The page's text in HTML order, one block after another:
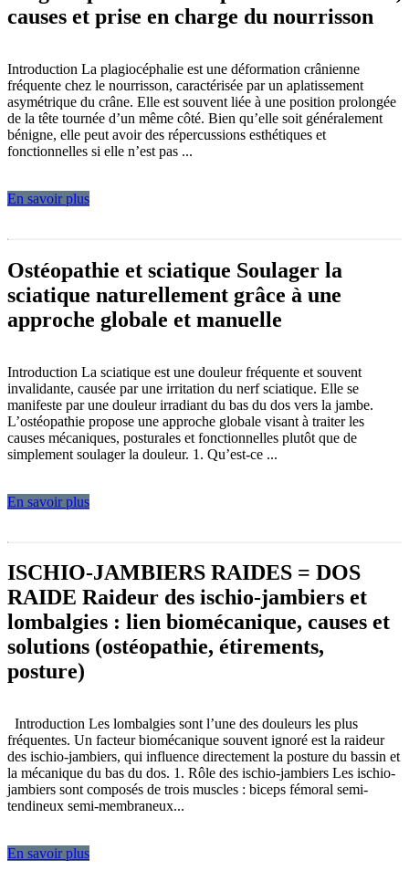
causes et prise en charge du nourrisson
Introduction La plagiocéphalie est une déformation crânienne
fréquente chez le nourrisson, caractérisée par un aplatissement
asymétrique du crâne. Elle est souvent liée à une position prolongée
de la tête tournée d’un même côté. Bien qu’elle soit généralement
bénigne, elle peut avoir des répercussions esthétiques et
fonctionnelles si elle n’est pas ...
En savoir plus
Ostéopathie et sciatique Soulager la
sciatique naturellement grâce à une
approche globale et manuelle
Introduction La sciatique est une douleur fréquente et souvent
invalidante, causée par une irritation du nerf sciatique. Elle se
manifeste par une douleur irradiant du bas du dos vers la jambe.
L’ostéopathie propose une approche globale visant à traiter les
causes mécaniques, posturales et fonctionnelles plutôt que de
simplement soulager la douleur. 1. Qu’est-ce ...
En savoir plus
ISCHIO-JAMBIERS RAIDES = DOS
RAIDE Raideur des ischio-jambiers et
lombalgies : lien biomécanique, causes et
solutions (ostéopathie, étirements,
posture)
Introduction Les lombalgies sont l’une des douleurs les plus
fréquentes. Un facteur biomécanique souvent ignoré est la raideur
des ischio-jambiers, qui influence directement la posture du bassin et
la mécanique du bas du dos. 1. Rôle des ischio-jambiers Les ischio-
jambiers sont composés de trois muscles : biceps fémoral semi-
tendineux semi-membraneux...
En savoir plus